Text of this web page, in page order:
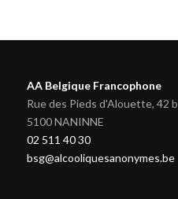
AA Belgique Francophone
Rue des Pieds d'Alouette, 42 b
5100 NANINNE
02 511 40 30
bsg@alcooliquesanonymes.be